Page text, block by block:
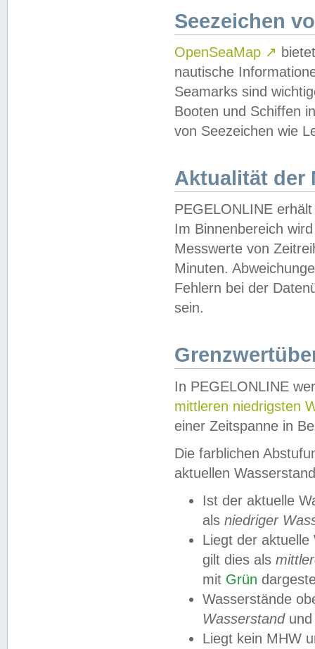
Seezeichen
OpenSeaMap ↗
nautische
Seamarks sind
Booten und Schiffen
von Seezeichen wie
Aktualität der
PEGELONLINE
Im Binnenbereich
Messwerte von
Minuten.
Fehlern bei der
sein.
In PEGELONLINE
mittleren niedrigsten
einer Zeitspanne in
Die farblichen
aktuellen
Ist der aktuelle
als niedriger
Liegt der
gilt dies als
mit Grün
Wasserstände
Wasserstandund
Liegt kein MHW